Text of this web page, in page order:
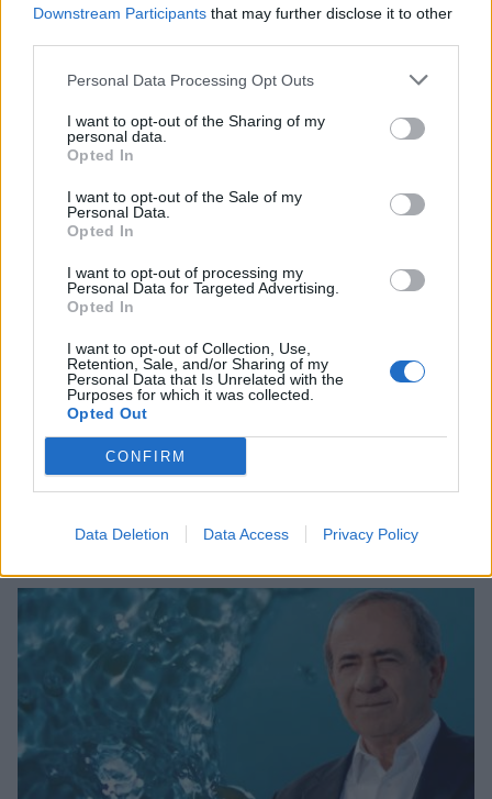
Downstream Participants that may further disclose it to other
Personal Data Processing Opt Outs
I want to opt-out of the Sharing of my
personal data.
Opted In
I want to opt-out of the Sale of my
Personal Data.
Opted In
I want to opt-out of processing my
Personal Data for Targeted Advertising.
Opted In
I want to opt-out of Collection, Use,
Retention, Sale, and/or Sharing of my
Personal Data that Is Unrelated with the
Purposes for which it was collected.
Opted Out
CONFIRM
Data Deletion Data Access Privacy Policy